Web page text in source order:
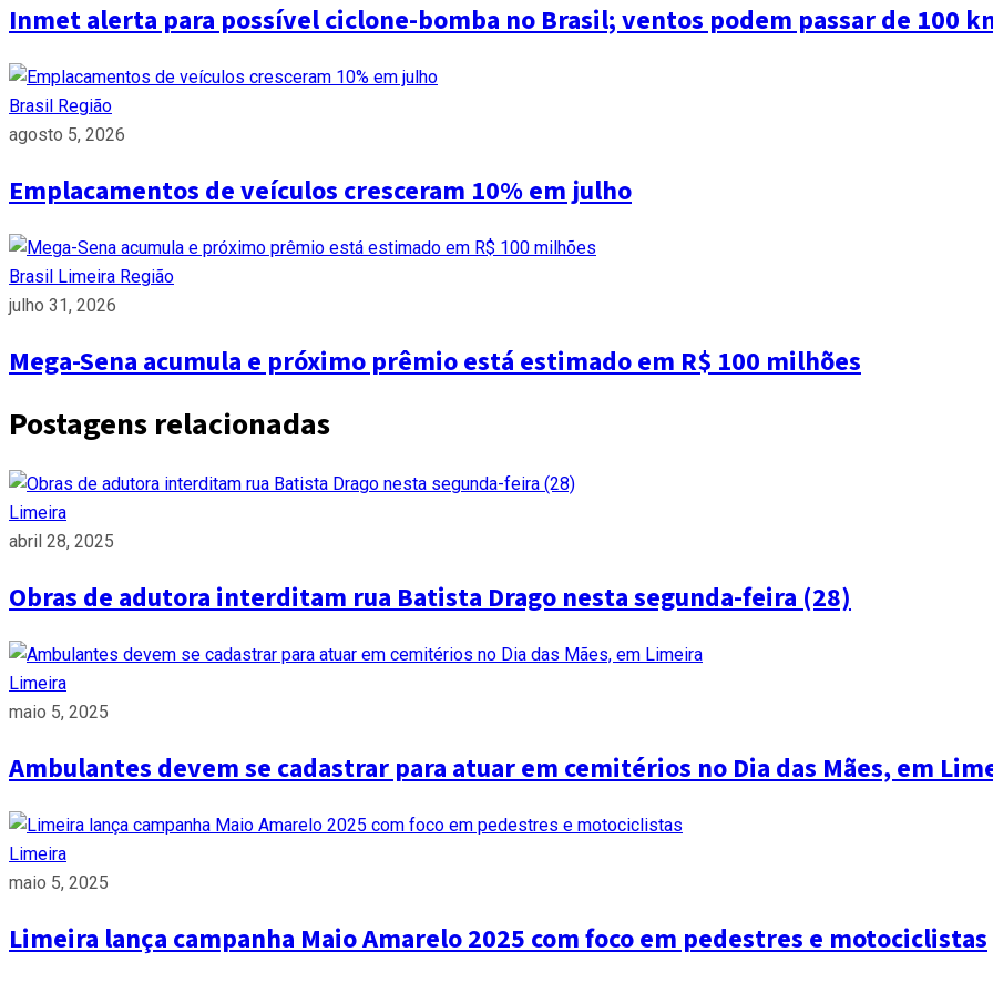
Inmet alerta para possível ciclone-bomba no Brasil; ventos podem passar de 100
Brasil Região
agosto 5, 2026
Emplacamentos de veículos cresceram 10% em julho
Brasil Limeira Região
julho 31, 2026
Mega-Sena acumula e próximo prêmio está estimado em R$ 100 milhões
Postagens relacionadas
Limeira
abril 28, 2025
Obras de adutora interditam rua Batista Drago nesta segunda-feira (28)
Limeira
maio 5, 2025
Ambulantes devem se cadastrar para atuar em cemitérios no Dia das Mães, em
Limeira
maio 5, 2025
Limeira lança campanha Maio Amarelo 2025 com foco em pedestres e motociclistas